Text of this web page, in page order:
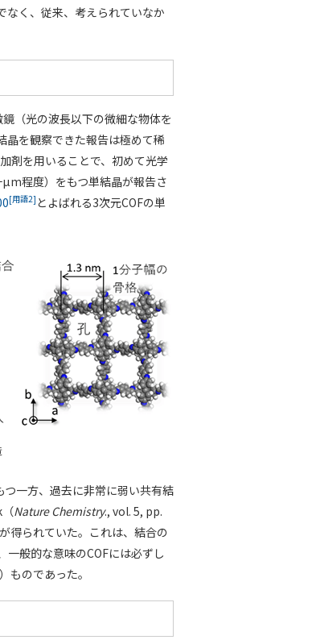
なく、従来、考えられていなか
（光の波長以下の微細な物体を
晶を観察できた報告は極めて稀
剤を用いることで、初めて光学
程度）をもつ単結晶が報告さ
[用語2] とよばれる3次元COFの単
一方、過去に非常に弱い共有結
Nature Chemistry., vol. 5, pp.
得られていた。これは、結合の
般的な意味のCOFには必ずし
ものであった。